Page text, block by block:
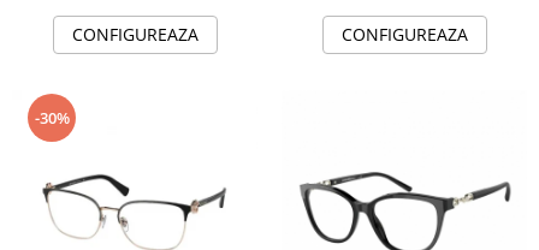
CONFIGUREAZA CONFIGUREAZA
-30%